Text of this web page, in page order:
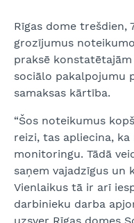
Rīgas dome trešdien,
grozījumus
praksē
sociālo pakalpojumu
samaksas kārtība.
“Šos noteikumus
reizi, tas apliecina,
monitoringu. Tādā
saņem vajadzīgus un
Vienlaikus tā ir arī
darbinieku darba